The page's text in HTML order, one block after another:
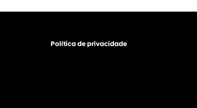
Política de privacidade